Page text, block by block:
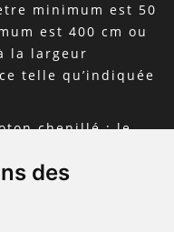
des
minimum est 50
est 400 cm ou
la largeur
telle qu’indiquée
chenillé : le
cm et le
cm ou 500 cm
maximale de la
sur le cintre.